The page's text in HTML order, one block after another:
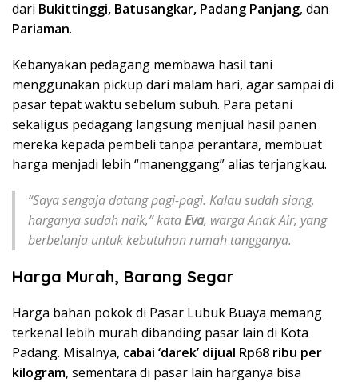
dari Bukittinggi, Batusangkar, Padang Panjang, dan
Pariaman.
Kebanyakan pedagang membawa hasil tani
menggunakan pickup dari malam hari, agar sampai di
pasar tepat waktu sebelum subuh. Para petani
sekaligus pedagang langsung menjual hasil panen
mereka kepada pembeli tanpa perantara, membuat
harga menjadi lebih “manenggang” alias terjangkau.
“Saya sengaja datang pagi-pagi. Kalau sudah siang,
harganya sudah naik,” kataEva, warga Anak Air, yang
berbelanja untuk kebutuhan rumah tangganya.
Harga Murah, Barang Segar
Harga bahan pokok di Pasar Lubuk Buaya memang
terkenal lebih murah dibanding pasar lain di Kota
Padang. Misalnya, cabai ‘darek’ dijual Rp68 ribu per
kilogram, sementara di pasar lain harganya bisa